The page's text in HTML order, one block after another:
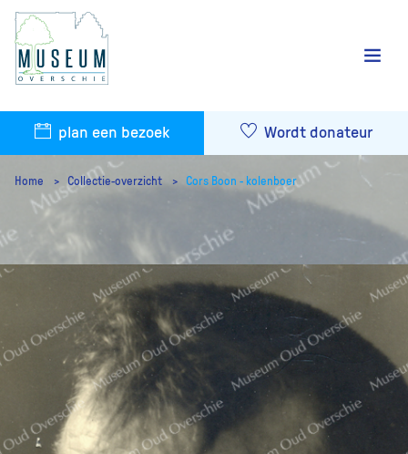
plan een bezoek Wordt donateur
Home Collectie-overzicht Cors Boon - kolenboer